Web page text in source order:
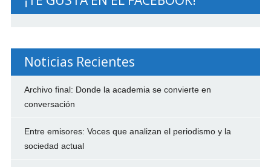
Noticias Recientes
Archivo final: Donde la academia se convierte en
conversación
Entre emisores: Voces que analizan el periodismo y la
sociedad actual